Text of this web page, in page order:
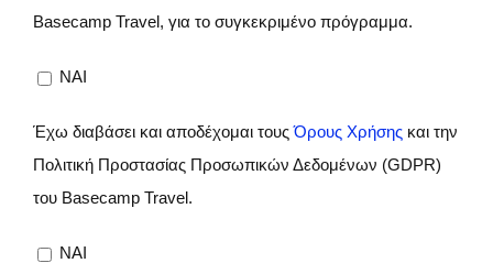
Basecamp Travel, για το συγκεκριμένο πρόγραμμα.
NAI
Έχω διαβάσει και αποδέχομαι τουςΌρους Χρήσηςκαι την
Πολιτική Προστασίας Προσωπικών Δεδομένων (GDPR)
του Basecamp Travel.
NAI